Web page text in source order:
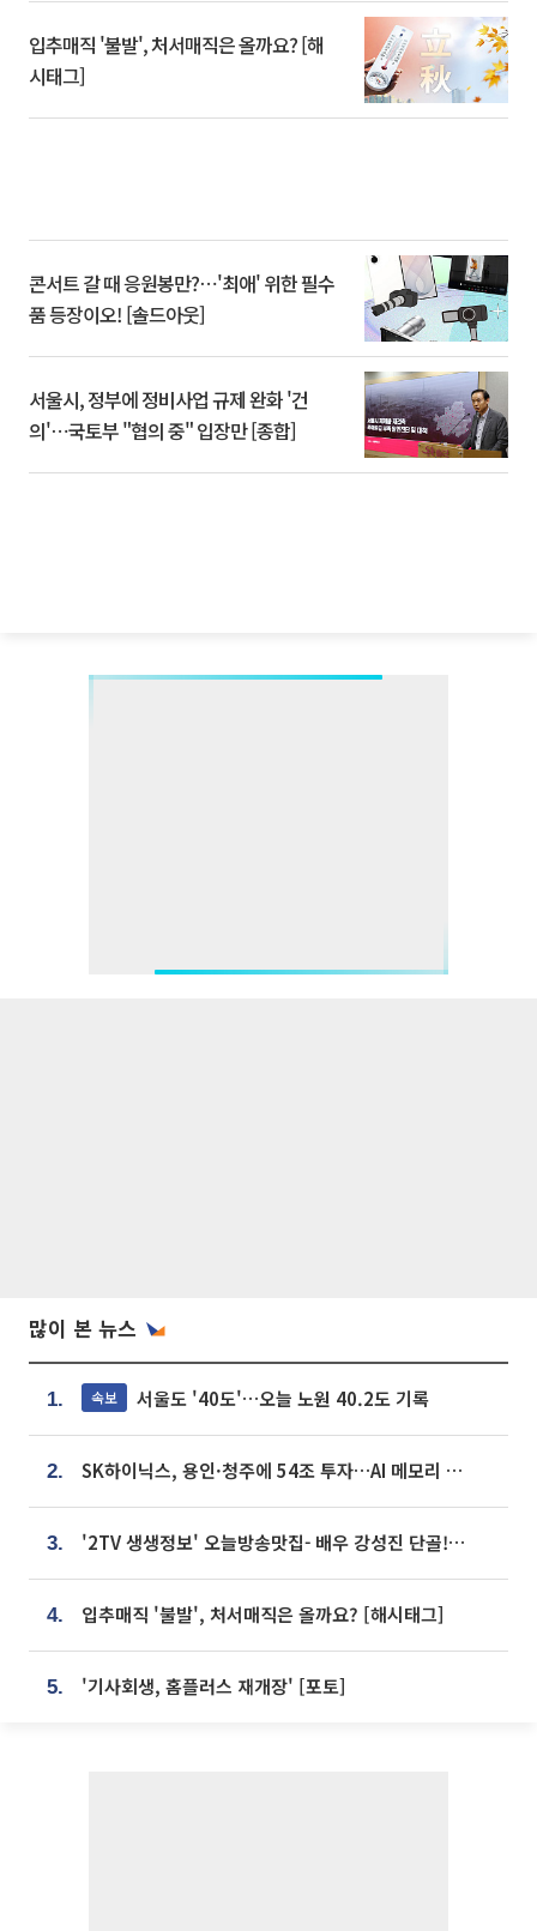
입추매직 '불발', 처서매직은 올까요? [해
시태그]
콘서트 갈 때 응원봉만?⋯'최애' 위한 필수
품 등장이오! [솔드아웃]
서울시, 정부에 정비사업 규제 완화 '건
의'⋯국토부 "협의 중" 입장만 [종합]
많이 본 뉴스
1. 속보 서울도 '40도'…오늘 노원 40.2도 기록
2. SK하이닉스, 용인·청주에 54조 투자…AI 메모리 생산기지 키운다
3. '2TV 생생정보' 오늘방송맛집- 배우 강성진 단골! 쌀국수ㆍ푸팟퐁 커리 맛집 '블○○○'
4. 입추매직 '불발', 처서매직은 올까요? [해시태그]
5. '기사회생, 홈플러스 재개장' [포토]